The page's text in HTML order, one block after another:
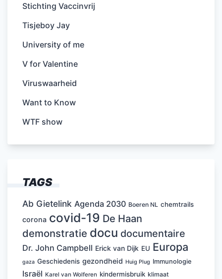
Stichting Vaccinvrij
Tisjeboy Jay
University of me
V for Valentine
Viruswaarheid
Want to Know
WTF show
TAGS
Ab Gietelink Agenda 2030 Boeren NL chemtrails
corona covid-19 De Haan
demonstratie docu documentaire
Dr. John Campbell Erick van Dijk EU Europa
gaza Geschiedenis gezondheid Huig Plug Immunologie
Israël Karel van Wolferen kindermisbruik klimaat